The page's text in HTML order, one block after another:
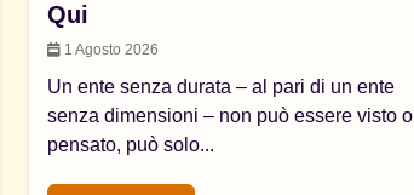
Qui
1 Agosto 2026
Un ente senza durata – al pari di un ente
senza dimensioni – non può essere visto o
pensato, può solo...